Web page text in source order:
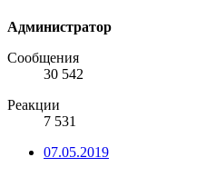
Администратор
Сообщения
30 542
Реакции
7 531
07.05.2019